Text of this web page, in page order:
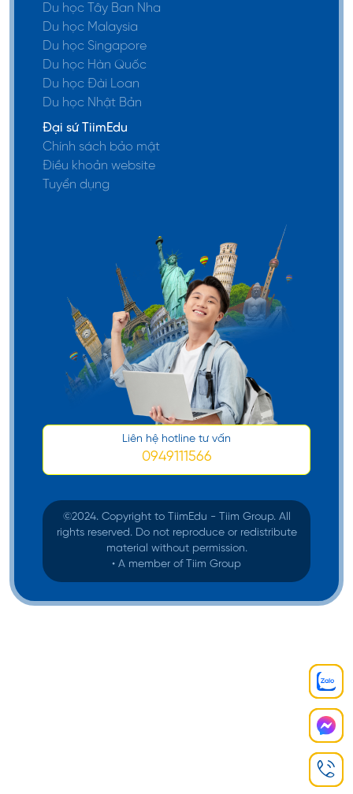
Du học Tây Ban Nha
Du học Malaysia
Du học Singapore
Du học Hàn Quốc
Du học Đài Loan
Du học Nhật Bản
Đại sứ TiimEdu
Chính sách bảo mật
Điều khoản website
Tuyển dụng
Liên hệ hotline tư vấn
0949111566
©️2024. Copyright to TiimEdu - Tiim Group. All
rights reserved. Do not reproduce or redistribute
material without permission.
• A member of Tiim Group